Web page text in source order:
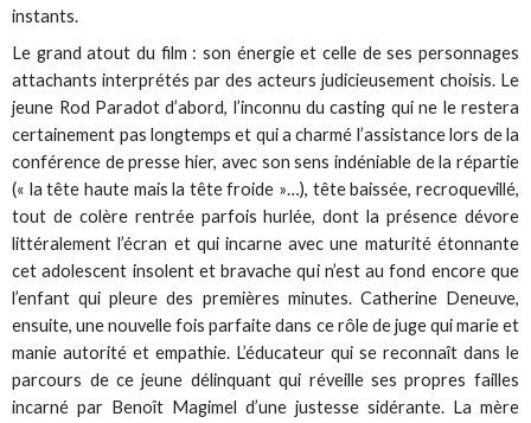
instants.
Le grand atout du film : son énergie et celle de ses personnages
attachants interprétés par des acteurs judicieusement choisis. Le
jeune Rod Paradot d’abord, l’inconnu du casting qui ne le restera
certainement pas longtemps et qui a charmé l’assistance lors de la
conférence de presse hier, avec son sens indéniable de la répartie
(« la tête haute mais la tête froide »…), tête baissée, recroquevillé,
tout de colère rentrée parfois hurlée, dont la présence dévore
littéralement l’écran et qui incarne avec une maturité étonnante
cet adolescent insolent et bravache qui n’est au fond encore que
l’enfant qui pleure des premières minutes. Catherine Deneuve,
ensuite, une nouvelle fois parfaite dans ce rôle de juge qui marie et
manie autorité et empathie. L’éducateur qui se reconnaît dans le
parcours de ce jeune délinquant qui réveille ses propres failles
incarné par Benoît Magimel d’une justesse sidérante. La mère